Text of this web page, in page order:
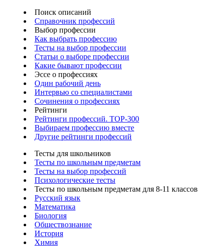
Поиск описаний
Справочник профессий
Выбор профессии
Как выбрать профессию
Тесты на выбор профессии
Статьи о выборе профессии
Какие бывают профессии
Эссе о профессиях
Один рабочий день
Интервью со специалистами
Сочинения о профессиях
Рейтинги
Рейтинги профессий. TOP-300
Выбираем профессию вместе
Другие рейтинги профессий
Тесты для школьников
Тесты по школьным предметам
Тесты на выбор профессий
Психологические тесты
Тесты по школьным предметам для 8-11 классов
Русский язык
Математика
Биология
Обществознание
История
Химия